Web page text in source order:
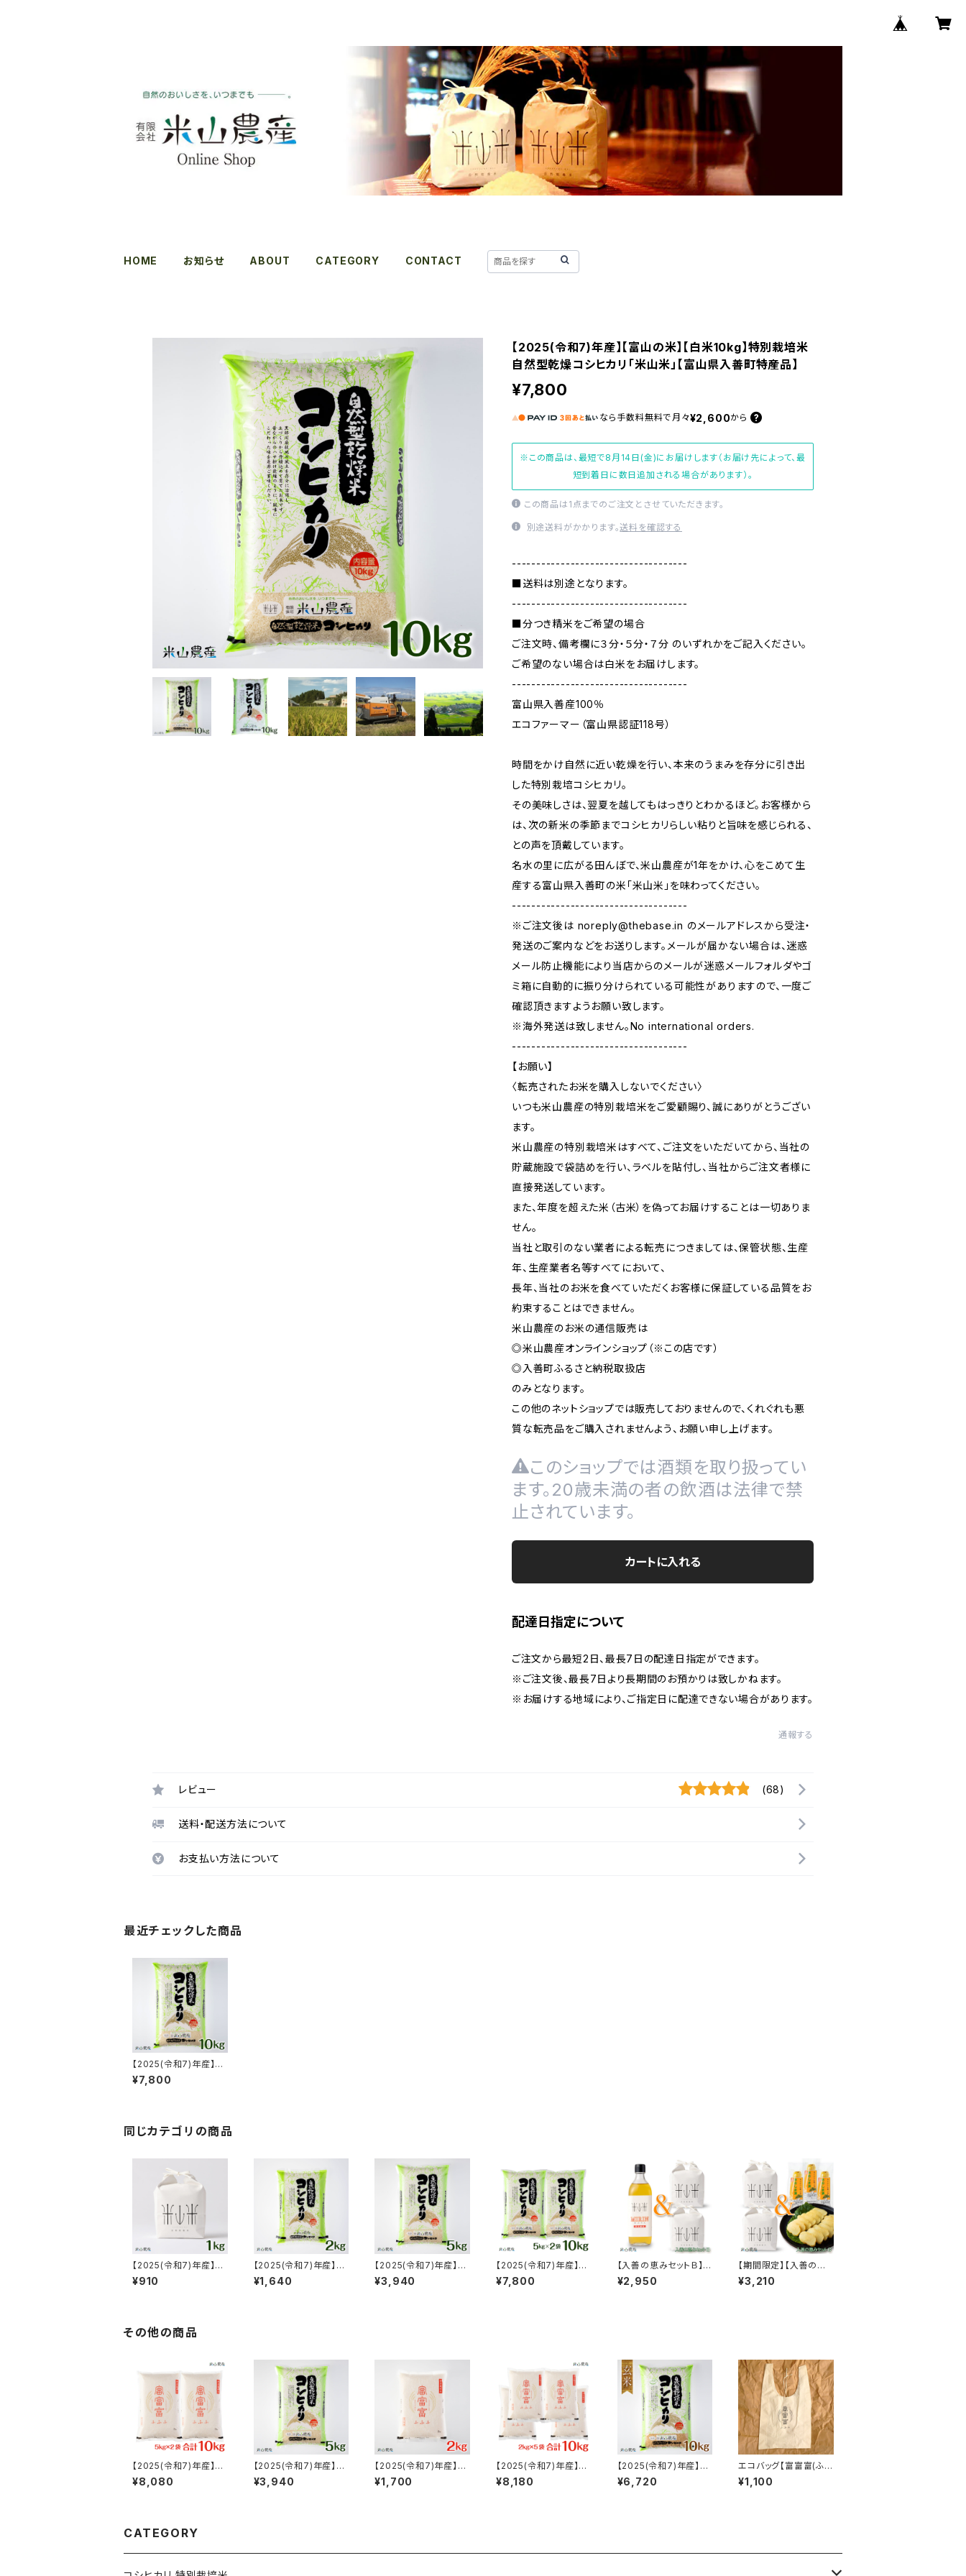
HOME お知らせ ABOUT CATEGORY CONTACT
【2025(令和7)年産】【富山の米】【白米10kg】特別栽培米
自然型乾燥コシヒカリ「米山米」【富山県入善町特産品】
¥7,800
なら 手数料無料で 月々¥2,600から
※この商品は、最短で8月14日(金)にお届けします（お届け先によって、最
短到着日に数日追加される場合があります）。
この商品は1点までのご注文とさせていただきます。
別途送料がかかります。送料を確認する
------------------------------------
■送料は別途となります。
------------------------------------
■分つき精米をご希望の場合
ご注文時、備考欄に３分・５分・７分 のいずれかをご記入ください。
ご希望のない場合は白米をお届けします。
------------------------------------
富山県入善産100％
エコファーマー（富山県認証118号）
時間をかけ自然に近い乾燥を行い、本来のうまみを存分に引き出
した特別栽培コシヒカリ。
その美味しさは、翌夏を越してもはっきりとわかるほど。お客様から
は、次の新米の季節までコシヒカリらしい粘りと旨味を感じられる、
との声を頂戴しています。
名水の里に広がる田んぼで、米山農産が1年をかけ、心をこめて生
産する富山県入善町の米「米山米」を味わってください。
------------------------------------
※ご注文後は noreply@thebase.in のメールアドレスから受注・
発送のご案内などをお送りします。メールが届かない場合は、迷惑
メール防止機能により当店からのメールが迷惑メールフォルダやゴ
ミ箱に自動的に振り分けられている可能性がありますので、一度ご
確認頂きますようお願い致します。
※海外発送は致しません。No international orders.
------------------------------------
【お願い】
〈転売されたお米を購入しないでください〉
いつも米山農産の特別栽培米をご愛顧賜り、誠にありがとうござい
ます。
米山農産の特別栽培米はすべて、ご注文をいただいてから、当社の
貯蔵施設で袋詰めを行い、ラベルを貼付し、当社からご注文者様に
直接発送しています。
また、年度を超えた米（古米）を偽ってお届けすることは一切ありま
せん。
当社と取引のない業者による転売につきましては、保管状態、生産
年、生産業者名等すべてにおいて、
長年、当社のお米を食べていただくお客様に保証している品質をお
約束することはできません。
米山農産のお米の通信販売は
◎米山農産オンラインショップ（※この店です）
◎入善町ふるさと納税取扱店
のみとなります。
この他のネットショップでは販売しておりませんので、くれぐれも悪
質な転売品をご購入されませんよう、お願い申し上げます。
このショップでは酒類を取り扱ってい
ます。20歳未満の者の飲酒は法律で禁
止されています。
カートに入れる
配達日指定について
ご注文から最短2日、最長7日の配達日指定ができます。
※ご注文後、最長7日より長期間のお預かりは致しかねます。
※お届けする地域により、ご指定日に配達できない場合があります。
通報する
レビュー (68)
送料・配送方法について
お支払い方法について
最近チェックした商品
【2025(令和7)年産】
【富山の米】【白米10k
g】特別栽培米 自然型
¥7,800
同じカテゴリの商品
【2025(令和7)年産】
【富山の米】贈答用にお
すすめ【白米１kg・専用
町特産品】
¥910
【2025(令和7)年産】
【富山の米】【白米2kg】
特別栽培米 自然型乾燥
¥1,640
【2025(令和7)年産】
【富山の米】【白米5kg】
特別栽培米 自然型乾燥
¥3,940
【2025(令和7)年産】
【富山の米】【白米10kg
（5kg×2）】特別栽培米
¥7,800
【入善の恵みセットＢ】
米山米 本みりん（1本）
＆ 米山米（白米・専用パ
¥2,950
【期間限定】【入善の恵
みセットＣ】米山米（白
米・専用パッケージ合計
¥3,210
その他の商品
【2025(令和7)年産】富
山ブランド米「富富富(ふ
ふふ)」特別栽培米【白米
¥8,080
【2025(令和7)年産】
【富山の米】【白米5kg】
特別栽培米 自然型乾燥
¥3,940
【2025(令和7)年産】富
山ブランド米「富富富(ふ
ふふ)」特別栽培米【白米
¥1,700
【2025(令和7)年産】富
山ブランド米「富富富(ふ
ふふ)」特別栽培米【白米
¥8,180
【2025(令和7)年産】
【富山の米】【玄米10k
g】特別栽培米 自然型
¥6,720
エコバッグ【富富富(ふふ
ふ)】
¥1,100
CATEGORY